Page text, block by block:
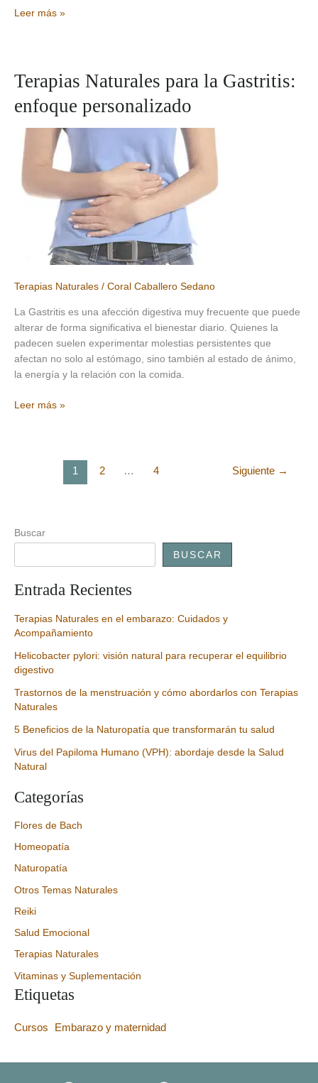
Depuración
un
reset
para
organismo
Leer más »
Terapias Naturales para la Gastritis:
enfoque personalizado
Terapias Naturales / Coral Caballero Sedano
La Gastritis es una afección digestiva muy frecuente que puede
alterar de forma significativa el bienestar diario. Quienes la
padecen suelen experimentar molestias persistentes que
afectan no solo al estómago, sino también al estado de ánimo,
la energía y la relación con la comida.
Terapias
Leer más »
1 2 … 4 Siguiente →
Buscar
BUSCAR
Entrada Recientes
Terapias Naturales en el embarazo: Cuidados y
Acompañamiento
Helicobacter pylori: visión natural para recuperar el equilibrio
digestivo
Trastornos de la menstruación y cómo abordarlos con Terapias
Naturales
5 Beneficios de la Naturopatía que transformarán tu salud
Virus del Papiloma Humano (VPH): abordaje desde la Salud
Natural
Categorías
Flores de Bach
Homeopatía
Naturopatía
Otros Temas Naturales
Reiki
Salud Emocional
Terapias Naturales
Vitaminas y Suplementación
Etiquetas
Cursos Embarazo y maternidad